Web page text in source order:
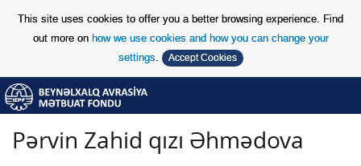
This site uses cookies to offer you a better browsing experience. Find
out more on how we use cookies and how you can change your
settings. Accept Cookies
Skip to Content
Skip to Content
Pərvin Zahid qızı Əhmədova